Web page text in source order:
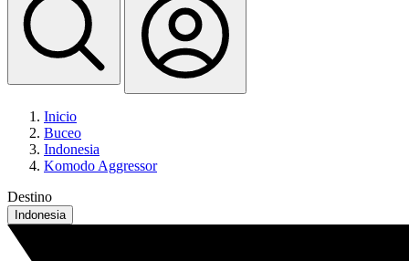
Inicio
Buceo
Indonesia
Komodo Aggressor
Destino
Indonesia